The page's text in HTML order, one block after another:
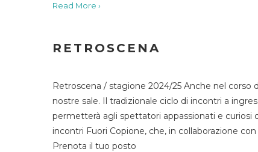
Read More ›
RETROSCENA
Retroscena / stagione 2024/25 Anche nel
nostre sale. Il tradizionale ciclo di incontri a
permetterà agli spettatori appassionati e curiosi
incontri Fuori Copione, che, in collaborazione
Prenota il tuo posto